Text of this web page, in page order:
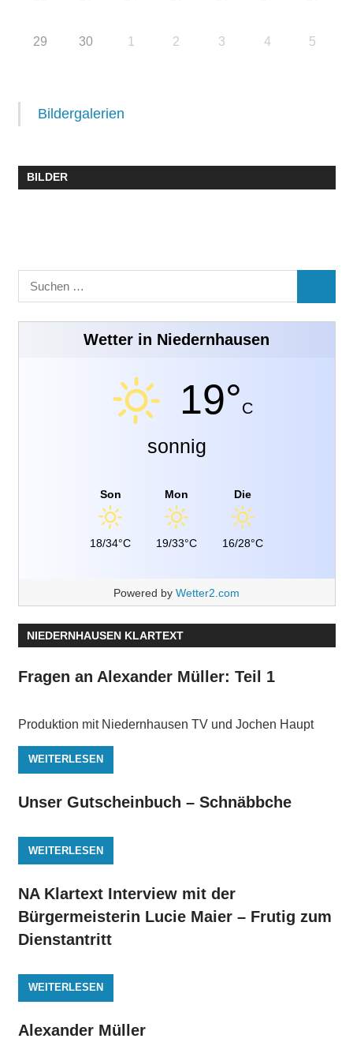
29 30 1 2 3 4 5
Bildergalerien
BILDER
Suchen
nach:
Wetter in Niedernhausen
19°C
sonnig
Son
18/34°C
Mon
19/33°C
Die
16/28°C
Powered by Wetter2.com
NIEDERNHAUSEN KLARTEXT
Fragen an Alexander Müller: Teil 1
Produktion mit Niedernhausen TV und Jochen Haupt
WEITERLESEN
Unser Gutscheinbuch – Schnäbbche
WEITERLESEN
NA Klartext Interview mit der
Bürgermeisterin Lucie Maier – Frutig zum
Dienstantritt
WEITERLESEN
Alexander Müller